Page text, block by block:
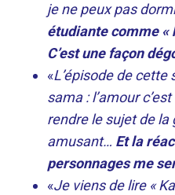
je ne peux pas
étudiante comme «
C’est une façon
«L’épisode de cette
sama : l’amour
rendre le sujet de
amusant… Et la
personnages me
«Je viens de lire «